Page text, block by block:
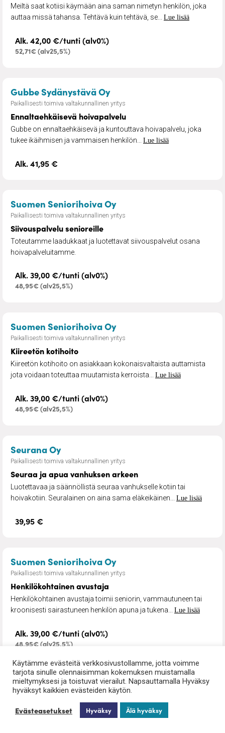
Meiltä saat kotiisi käymään aina saman nimetyn henkilön, joka
auttaa missä tahansa. Tehtävä kuin tehtävä, se... Lue lisää
Alk. 42,00 €/tunti (alv0%)
52,71€ (alv25,5%)
Gubbe Sydänystävä Oy– Ennaltaehkäisevä
Paikallisesti toimiva valtakunnallinen yritys
Ennaltaehkäisevä hoivapalvelu
Gubbe on ennaltaehkäisevä ja kuntouttava hoivapalvelu, joka
tukee ikäihmisen ja vammaisen henkilön... Lue lisää
Alk. 41,95 €
Suomen Seniorihoiva Oy– Siivouspalvelu
Paikallisesti toimiva valtakunnallinen yritys
Siivouspalvelu senioreille
Toteutamme laadukkaat ja luotettavat siivouspalvelut osana
hoivapalveluitamme.
Alk. 39,00 €/tunti (alv0%)
48,95€ (alv25,5%)
Suomen Seniorihoiva Oy– Kiireetön kotihoito
Paikallisesti toimiva valtakunnallinen yritys
Kiireetön kotihoito
Kiireetön kotihoito on asiakkaan kokonaisvaltaista auttamista
jota voidaan toteuttaa muutamista kerroista... Lue lisää
Alk. 39,00 €/tunti (alv0%)
48,95€ (alv25,5%)
Seurana Oy– Seuraa ja apua vanhuksen arkeen
Paikallisesti toimiva valtakunnallinen yritys
Seuraa ja apua vanhuksen arkeen
Luotettavaa ja säännöllistä seuraa vanhukselle kotiin tai
hoivakotiin. Seuralainen on aina sama eläkeikäinen... Lue lisää
39,95 €
Suomen Seniorihoiva Oy– Henkilökohtainen
Paikallisesti toimiva valtakunnallinen yritys
Henkilökohtainen avustaja
Henkilökohtainen avustaja toimii seniorin, vammautuneen tai
kroonisesti sairastuneen henkilön apuna ja tukena... Lue lisää
Alk. 39,00 €/tunti (alv0%)
48,95€ (alv25,5%)
Palvelut muilla paikkakunnilla
Käytämme evästeitä verkkosivustollamme, jotta voimme
tarjota sinulle olennaisimman kokemuksen muistamalla
mieltymyksesi ja toistuvat vierailut. Napsauttamalla Hyväksy
hyväksyt kaikkien evästeiden käytön.
Evästeasetukset Hyväksy Älä hyväksy